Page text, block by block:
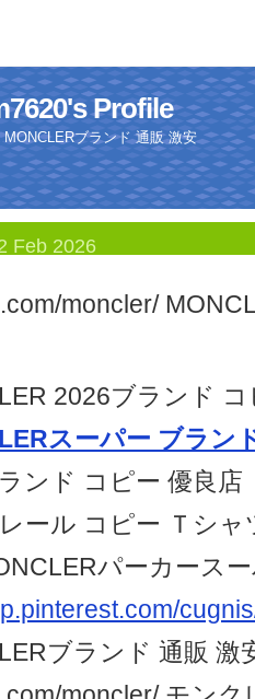
Profile
ブランド 通販 激安
Feb 2026
moncler/
2026ブランド
スーパー ブラン
ンド コピー 優良店
ール コピー Ｔシャ
パーカース
ブランド 通販 激